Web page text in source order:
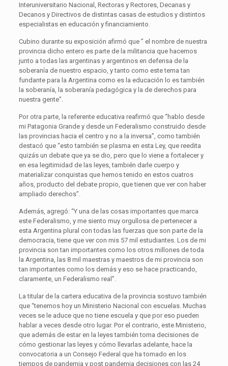
Interuniversitario Nacional, Rectoras y Rectores, Decanas y
Decanos y Directivos de distintas casas de estudios y distintos
especialistas en educación y financiamiento.
Cubino durante su exposición afirmó que ” el nombre de nuestra
provincia dicho entero es parte de la militancia que hacemos
junto a todas las argentinas y argentinos en defensa de la
soberanía de nuestro espacio, y tanto como este tema tan
fundante para la Argentina como es la educación lo es también
la soberanía, la soberanía pedagógica y la de derechos para
nuestra gente”.
Por otra parte, la referente educativa reafirmó que “hablo desde
mi Patagonia Grande y desde un Federalismo construido desde
las provincias hacia el centro y no a la inversa”, como también
destacó que “esto también se plasma en esta Ley, que reedita
quizás un debate que ya se dio, pero que lo viene a fortalecer y
en esa legitimidad de las leyes, también darle cuerpo y
materializar conquistas que hemos tenido en estos cuatros
años, producto del debate propio, que tienen que ver con haber
ampliado derechos”.
Además, agregó: “Y una de las cosas importantes que marca
este Federalismo, y me siento muy orgullosa de pertenecer a
esta Argentina plural con todas las fuerzas que son parte de la
democracia, tiene que ver con mis 57 mil estudiantes. Los de mi
provincia son tan importantes como los otros millones de toda
la Argentina, las 8 mil maestras y maestros de mi provincia son
tan importantes como los demás y eso se hace practicando,
claramente, un Federalismo real”.
La titular de la cartera educativa de la provincia sostuvo también
que “tenemos hoy un Ministerio Nacional con escuelas. Muchas
veces se le aduce que no tiene escuela y que por eso pueden
hablar a veces desde otro lugar. Por el contrario, este Ministerio,
que además de estar en la leyes también toma decisiones de
cómo gestionar las leyes y cómo llevarlas adelante, hace la
convocatoria a un Consejo Federal que ha tomado en los
tiempos de pandemia y post pandemia decisiones con las 24